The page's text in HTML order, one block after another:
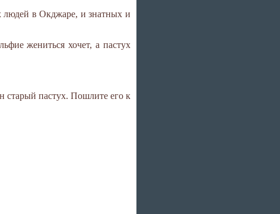
людей в Окджаре, и знатных и
жениться хочет, а пастух
старый пастух. Пошлите его к